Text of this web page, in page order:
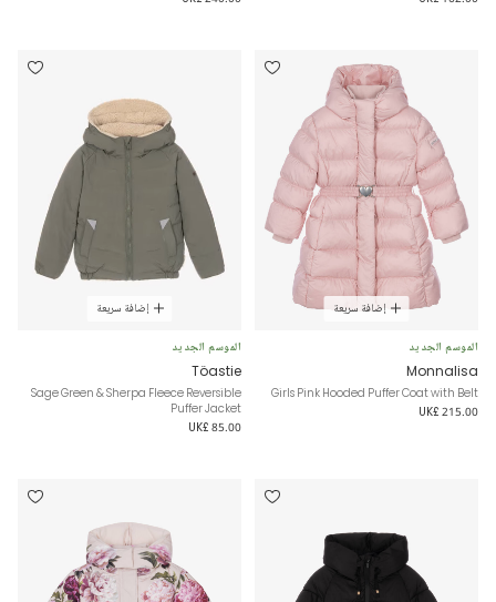
إضافة سريعة
الموسم الجديد
Monnalisa
Girls Pink Hooded Puffer Coat with Belt
UK£ 215.00
إضافة سريعة
الموسم الجديد
Töastie
Sage Green & Sherpa Fleece Reversible
Puffer Jacket
UK£ 85.00